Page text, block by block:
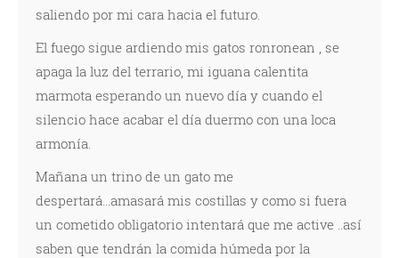
saliendo por mi cara hacia el futuro.
El fuego sigue ardiendo mis gatos ronronean , se
apaga la luz del terrario, mi iguana calentita
marmota esperando un nuevo día y cuando el
silencio hace acabar el día duermo con una loca
armonía.
Mañana un trino de un gato me
despertará...amasará mis costillas y como si fuera
un cometido obligatorio intentará que me active ..así
saben que tendrán la comida húmeda por la